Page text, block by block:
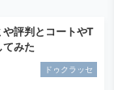
や評判とコートやT
てみた
ドゥクラッセ